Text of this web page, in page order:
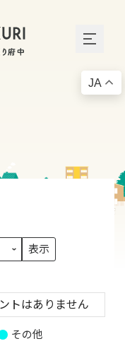
トはありません
その他
JA